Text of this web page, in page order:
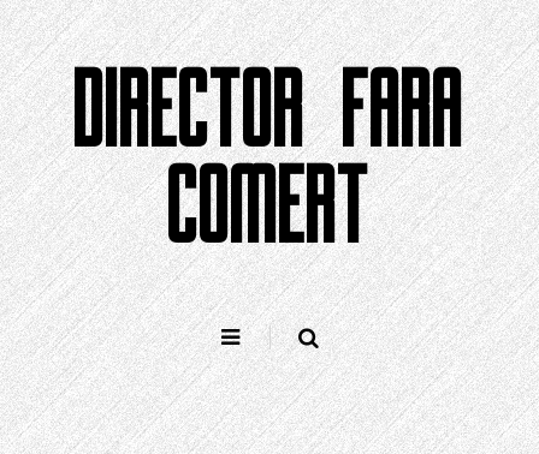
Sari
la
conținut
DIRECTOR FARA
COMERT